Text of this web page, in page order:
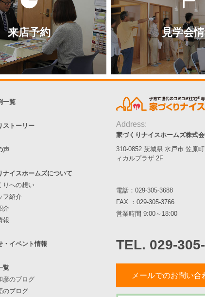
来店予約 見学会
一覧
ストーリー
声
ナイスホームズについて
りへの想い
フ紹介
介
報
・イベント情報
覧
彦のブログ
のブログ
Address:
家づくりナイスホームズ株式
310-0852 茨城県 水戸市 笠原
ィカルプラザ 2F
電話： 029-305-3688
FAX ：029-305-3766
営業時間 9:00～18:00
TEL. 029-
メールでのお問い合